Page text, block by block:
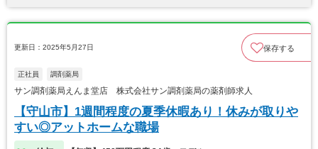
更新日：2025年5月27日 保存する
正社員 調剤薬局
サン調剤薬局えんま堂店 株式会社サン調剤薬局の薬剤師求人
【守山市】1週間程度の夏季休暇あり！休みが取りや
すい◎アットホームな職場